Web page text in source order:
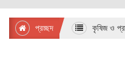
প্রচ্ছদ কৃষিজ ও